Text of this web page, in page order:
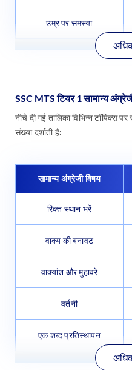
उम्र पर समस्या
SSC MTS टियर 1 सामान्य
नीचे दी गई तालिका विभिन्न टॉपिक्स
संख्या दर्शाती है:
सामान्य अंग्रेजी विषय
रिक्त स्थान भरें
वाक्य की बनावट
वाक्यांश और मुहावरे
वर्तनी
एक शब्द प्रतिस्थापन